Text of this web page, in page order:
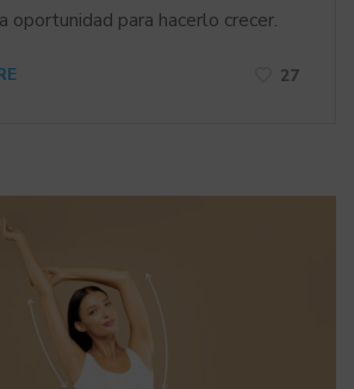
oportunidad para hacerlo crecer.
27